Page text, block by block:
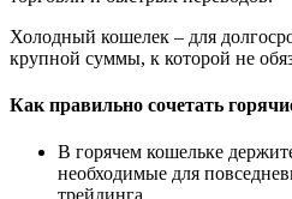
Холодный кошелек – для
крупной суммы, к которой не
Как правильно сочетать
В горячем кошельке
необходимые для